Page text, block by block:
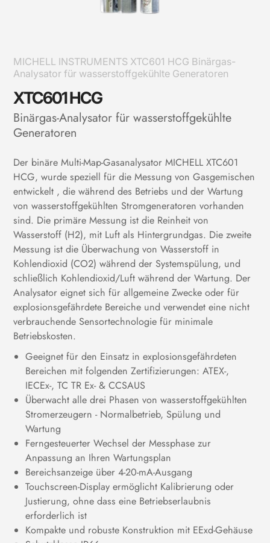
MICHELL INSTRUMENTS XTC601 HCG Binärgas-
Analysator für wasserstoffgekühlte Generatoren
XTC601 HCG
Binärgas-Analysator für wasserstoffgekühlte
Generatoren
Der binäre Multi-Map-Gasanalysator MICHELL XTC601
HCG, wurde speziell für die Messung von Gasgemischen
entwickelt , die während des Betriebs und der Wartung
von wasserstoffgekühlten Stromgeneratoren vorhanden
sind. Die primäre Messung ist die Reinheit von
Wasserstoff (H2), mit Luft als Hintergrundgas. Die zweite
Messung ist die Überwachung von Wasserstoff in
Kohlendioxid (CO2) während der Systemspülung, und
schließlich Kohlendioxid/Luft während der Wartung. Der
Analysator eignet sich für allgemeine Zwecke oder für
explosionsgefährdete Bereiche und verwendet eine nicht
verbrauchende Sensortechnologie für minimale
Betriebskosten.
Geeignet für den Einsatz in explosionsgefährdeten
Bereichen mit folgenden Zertifizierungen: ATEX-,
IECEx-, TC TR Ex- & CCSAUS
Überwacht alle drei Phasen von wasserstoffgekühlten
Stromerzeugern - Normalbetrieb, Spülung und
Wartung
Ferngesteuerter Wechsel der Messphase zur
Anpassung an Ihren Wartungsplan
Bereichsanzeige über 4-20-mA-Ausgang
Touchscreen-Display ermöglicht Kalibrierung oder
Justierung, ohne dass eine Betriebserlaubnis
erforderlich ist
Kompakte und robuste Konstruktion mit EExd-Gehäuse